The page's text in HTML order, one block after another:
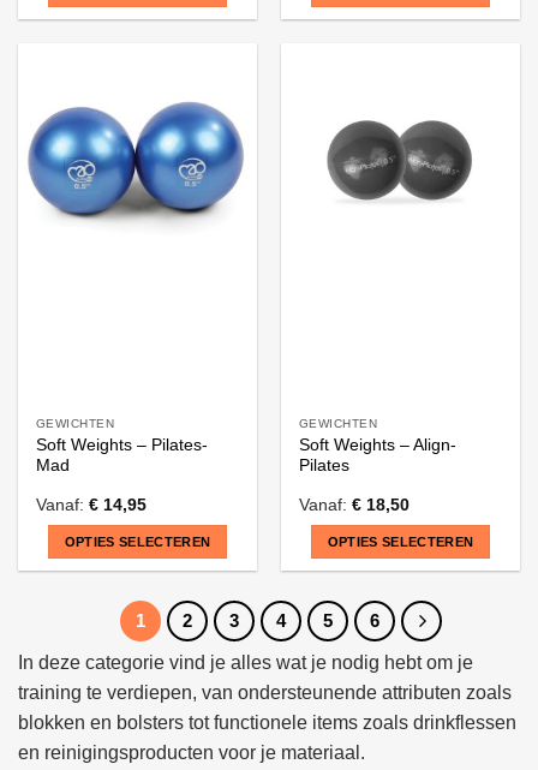
meerdere
variaties.
Deze
optie
kan
variaties.
Deze
optie
GEWICHTEN
Soft Weights – Pilates-
Mad
Vanaf: €14,95
OPTIES SELECTEREN
meerdere
variaties.
Deze
optie
kan
GEWICHTEN
Soft Weights – Align-
Pilates
Vanaf: €18,50
OPTIES SELECTEREN
product
heeft
meerdere
variaties.
optie
kan
1 2 3 4 5 6
In deze categorie vind je alles wat je nodig hebt om je
training te verdiepen, van ondersteunende attributen zoals
blokken en bolsters tot functionele items zoals drinkflessen
en reinigingsproducten voor je materiaal.